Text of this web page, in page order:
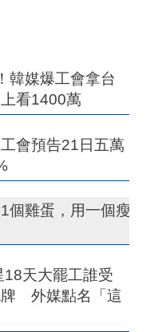
韓媒爆工會拿台
看1400萬
會預告21日五萬
個雞蛋，用一個瘦
天大罷工誰受
牌 外媒點名「這